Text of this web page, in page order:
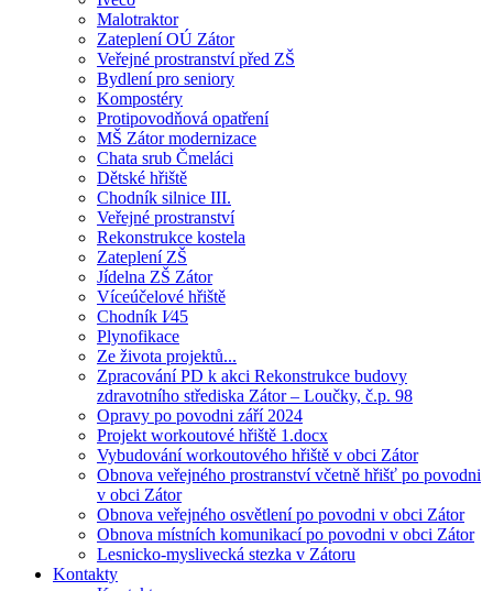
Malotraktor
Zateplení OÚ Zátor
Veřejné prostranství před ZŠ
Bydlení pro seniory
Kompostéry
Protipovodňová opatření
MŠ Zátor modernizace
Chata srub Čmeláci
Dětské hřiště
Chodník silnice III.
Veřejné prostranství
Rekonstrukce kostela
Zateplení ZŠ
Jídelna ZŠ Zátor
Víceúčelové hřiště
Chodník I⁄45
Plynofikace
Ze života projektů...
Zpracování PD k akci Rekonstrukce budovy
zdravotního střediska Zátor – Loučky, č.p. 98
Opravy po povodni září 2024
Projekt workoutové hřiště 1.docx
Vybudování workoutového hřiště v obci Zátor
Obnova veřejného prostranství včetně hřišť po povodni
v obci Zátor
Obnova veřejného osvětlení po povodni v obci Zátor
Obnova místních komunikací po povodni v obci Zátor
Lesnicko-myslivecká stezka v Zátoru
Kontakty